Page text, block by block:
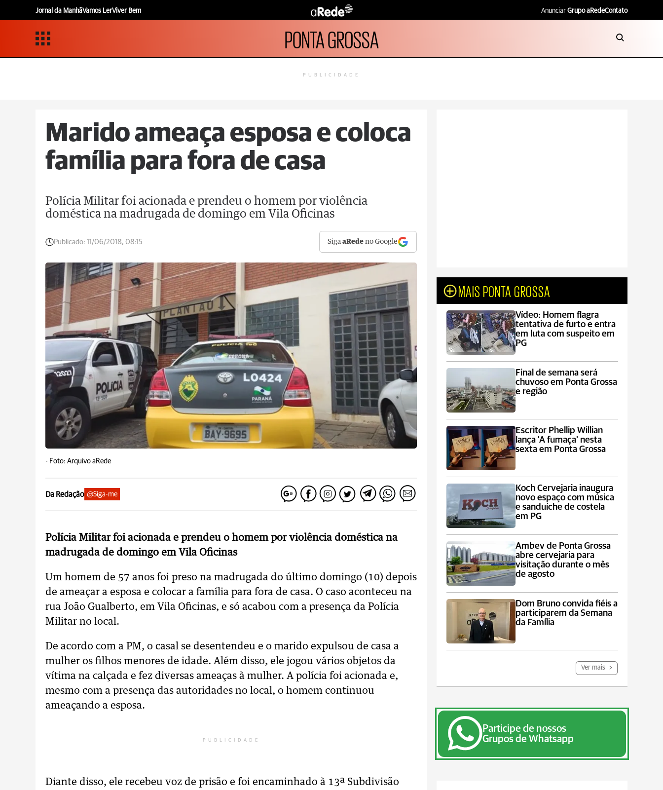
Jornal da ManhãVamos LerViver Bem Anunciar Grupo aRedeContato
PONTA GROSSA
PUBLICIDADE
Marido ameaça esposa e coloca
família para fora de casa
Polícia Militar foi acionada e prendeu o homem por violência
doméstica na madrugada de domingo em Vila Oficinas
Publicado: 11/06/2018, 08:15 SigaaRede no Google
- Foto: Arquivo aRede
Da Redação @Siga-me
Polícia Militar foi acionada e prendeu o homem por violência doméstica na
madrugada de domingo em Vila Oficinas
Um homem de 57 anos foi preso na madrugada do último domingo (10) depois
de ameaçar a esposa e colocar a família para fora de casa. O caso aconteceu na
rua João Gualberto, em Vila Oficinas, e só acabou com a presença da Polícia
Militar no local.
De acordo com a PM, o casal se desentendeu e o marido expulsou de casa a
mulher os filhos menores de idade. Além disso, ele jogou vários objetos da
vítima na calçada e fez diversas ameaças à mulher. A polícia foi acionada e,
mesmo com a presença das autoridades no local, o homem continuou
ameaçando a esposa.
PUBLICIDADE
Diante disso, ele recebeu voz de prisão e foi encaminhado à 13ª Subdivisão
MAIS PONTA GROSSA
Vídeo: Homem flagra
tentativa de furto e entra
em luta com suspeito em
PG
Final de semana será
chuvoso em Ponta Grossa
e região
Escritor Phellip Willian
lança 'A fumaça' nesta
sexta em Ponta Grossa
Koch Cervejaria inaugura
novo espaço com música
e sanduíche de costela
em PG
Ambev de Ponta Grossa
abre cervejaria para
visitação durante o mês
de agosto
Dom Bruno convida fiéis a
participarem da Semana
da Família
Ver mais
Participe de nossos
Grupos de Whatsapp